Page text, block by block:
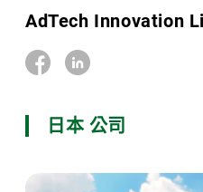
AdTech Innovation
日本 公司